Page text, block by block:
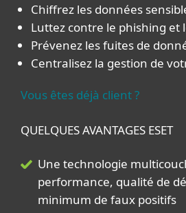
Chiffrez les données
Luttez contre le phishing et
Prévenez les fuites de
Centralisez la gestion de
Vous êtes déjà client ?​
QUELQUES AVANTAGES ESET​
Une technologie
performance, qualité de
minimum de faux positifs​